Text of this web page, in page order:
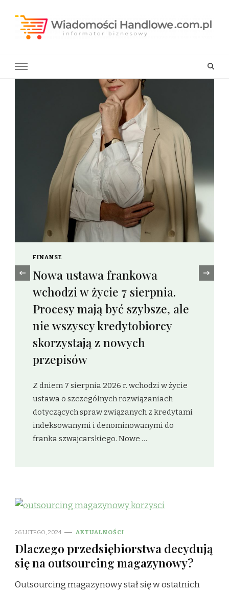
FINANSE
Nowa ustawa frankowa
wchodzi w życie 7 sierpnia.
Procesy mają być szybsze, ale
nie wszyscy kredytobiorcy
skorzystają z nowych
przepisów
Z dniem 7 sierpnia 2026 r. wchodzi w życie
ustawa o szczególnych rozwiązaniach
dotyczących spraw związanych z kredytami
indeksowanymi i denominowanymi do
franka szwajcarskiego. Nowe …
‹
26 LUTEGO, 2024 AKTUALNOŚCI
Dlaczego przedsiębiorstwa decydują
się na outsourcing magazynowy?
Outsourcing magazynowy stał się w ostatnich